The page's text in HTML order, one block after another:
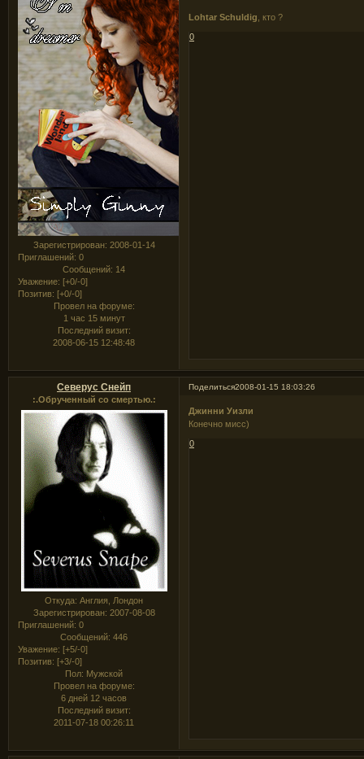
Зарегистрирован: 2008-01-14
Приглашений: 0
Сообщений: 14
Уважение: [+0/-0]
Позитив: [+0/-0]
Провел на форуме:
1 час 15 минут
Последний визит:
2008-06-15 12:48:48
Lohtar Schuldig, кто ?
0
Поделиться2008-01-15 18:03:26
Северус Снейп
:.Обрученный со смертью.:
Откуда: Англия, Лондон
Зарегистрирован: 2007-08-08
Приглашений: 0
Сообщений: 446
Уважение: [+5/-0]
Позитив: [+3/-0]
Пол: Мужской
Провел на форуме:
6 дней 12 часов
Последний визит:
2011-07-18 00:26:11
Джинни Уизли
Конечно мисс)
0